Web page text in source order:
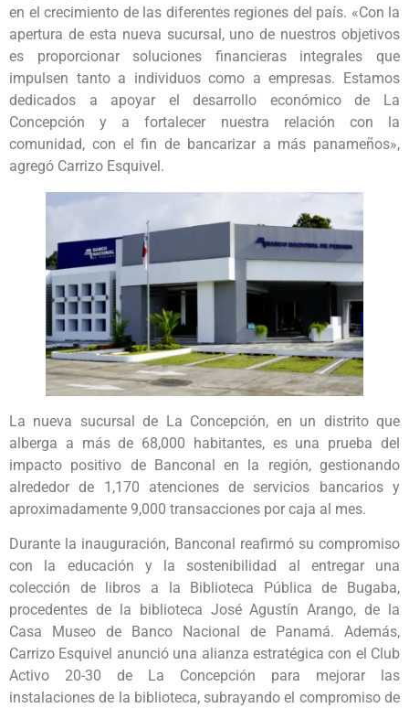
en el crecimiento de las diferentes regiones del país. «Con la
apertura de esta nueva sucursal, uno de nuestros objetivos
es proporcionar soluciones financieras integrales que
impulsen tanto a individuos como a empresas. Estamos
dedicados a apoyar el desarrollo económico de La
Concepción y a fortalecer nuestra relación con la
comunidad, con el fin de bancarizar a más panameños»,
agregó Carrizo Esquivel.
La nueva sucursal de La Concepción, en un distrito que
alberga a más de 68,000 habitantes, es una prueba del
impacto positivo de Banconal en la región, gestionando
alrededor de 1,170 atenciones de servicios bancarios y
aproximadamente 9,000 transacciones por caja al mes.
Durante la inauguración, Banconal reafirmó su compromiso
con la educación y la sostenibilidad al entregar una
colección de libros a la Biblioteca Pública de Bugaba,
procedentes de la biblioteca José Agustín Arango, de la
Casa Museo de Banco Nacional de Panamá. Además,
Carrizo Esquivel anunció una alianza estratégica con el Club
Activo 20-30 de La Concepción para mejorar las
instalaciones de la biblioteca, subrayando el compromiso de